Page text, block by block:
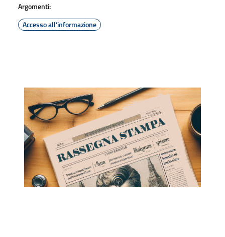
Argomenti:
Accesso all'informazione